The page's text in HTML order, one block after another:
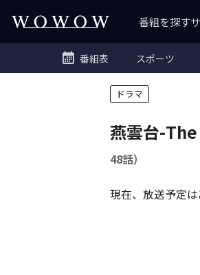
番組を探す
番組表 スポーツ
ドラマ
燕雲台-
48話）
現在、放送予定は